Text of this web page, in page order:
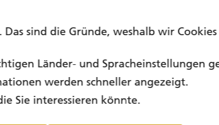
sind die Gründe, weshalb wir
Länder- und Spracheinstellungen
werden schneller angezeigt.
Sie interessieren könnte.